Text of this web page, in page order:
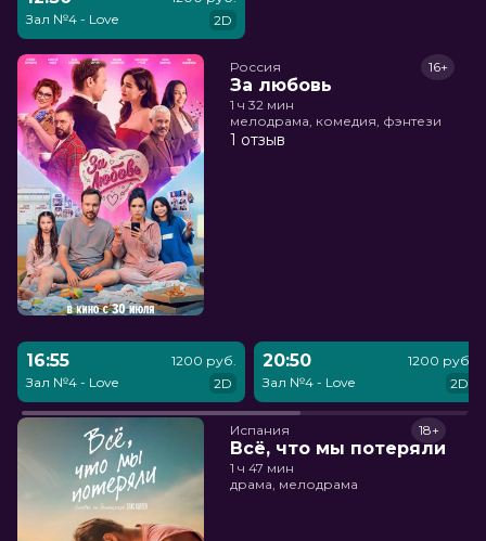
Зал №4 - Love
2D
Россия
За любовь
16+
1 ч 32 мин
мелодрама, комедия, фэнтези
1 отзыв
16:55
Зал №4 - Love
1200 руб.
2D
20:50
Зал №4 - Love
1200 руб.
2D
Испания
Всё, что мы потеряли
18+
1 ч 47 мин
драма, мелодрама